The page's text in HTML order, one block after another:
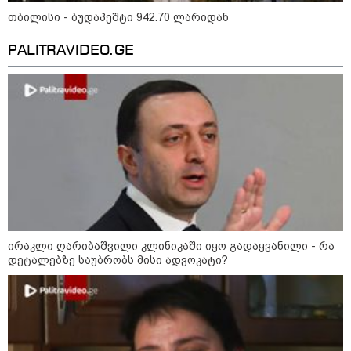
წარედგინათ - რამდენ წლიანი
პატიმრობა ემუქრებათ
არასრულწლოვნებს?
რა გახდა “სამგორის” მეტროში
სტუდენტის გარდაცვალების
მიზეზი - ცნობილია ექსპერტიზის
პასუხი
Faceამბები
თბილისი - ბუდაპეშტი 942.70 ლარიდან
PALITRAVIDEO.GE
ირაკლი ღარიბაშვილი კლინიკაში იყო გადაყვანილი - რა
დეტალებზე საუბრობს მისი ადვოკატი?